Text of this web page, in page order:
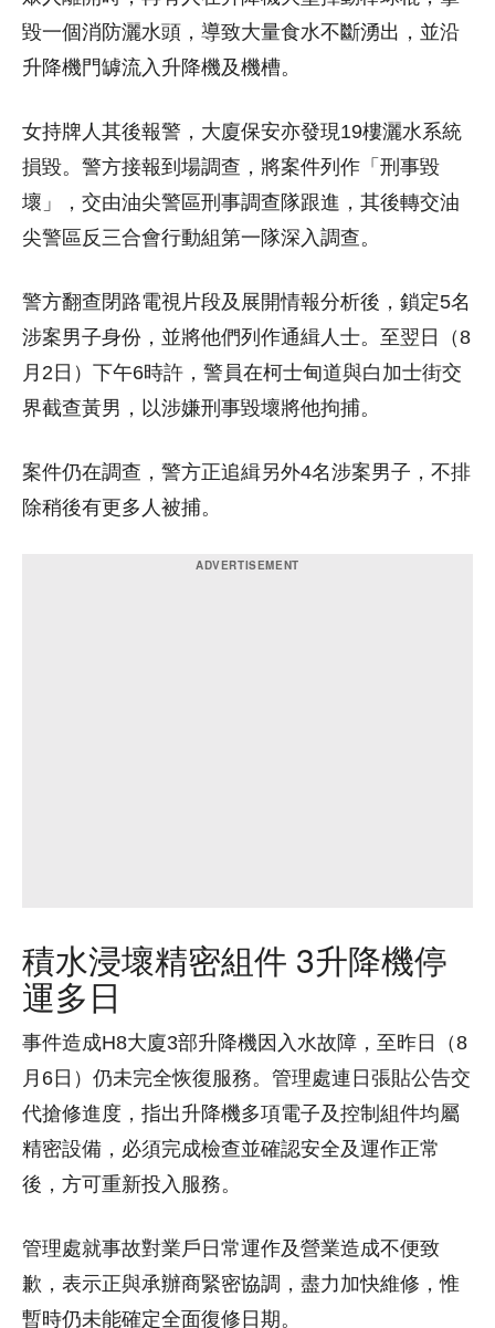
毀一個消防灑水頭，導致大量食水不斷湧出，並沿
升降機門罅流入升降機及機槽。
女持牌人其後報警，大廈保安亦發現19樓灑水系統
損毀。警方接報到場調查，將案件列作「刑事毀
壞」，交由油尖警區刑事調查隊跟進，其後轉交油
尖警區反三合會行動組第一隊深入調查。
警方翻查閉路電視片段及展開情報分析後，鎖定5名
涉案男子身份，並將他們列作通緝人士。至翌日（8
月2日）下午6時許，警員在柯士甸道與白加士街交
界截查黃男，以涉嫌刑事毀壞將他拘捕。
案件仍在調查，警方正追緝另外4名涉案男子，不排
除稍後有更多人被捕。
積水浸壞精密組件 3升降機停
運多日
事件造成H8大廈3部升降機因入水故障，至昨日（8
月6日）仍未完全恢復服務。管理處連日張貼公告交
代搶修進度，指出升降機多項電子及控制組件均屬
精密設備，必須完成檢查並確認安全及運作正常
後，方可重新投入服務。
管理處就事故對業戶日常運作及營業造成不便致
歉，表示正與承辦商緊密協調，盡力加快維修，惟
暫時仍未能確定全面復修日期。